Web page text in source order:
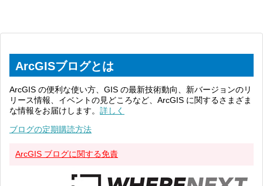
ArcGISブログとは
ArcGIS の便利な使い方、GIS の最新技術動向、新バージョンのリ
リース情報、イベントの見どころなど、ArcGIS に関するさまざま
な情報をお届けします。 詳しく
ブログの定期購読方法
ArcGIS ブログに関する免責